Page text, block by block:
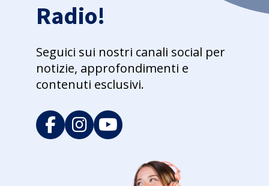
Radio!
Seguici sui nostri canali social per
notizie, approfondimenti e
contenuti esclusivi.